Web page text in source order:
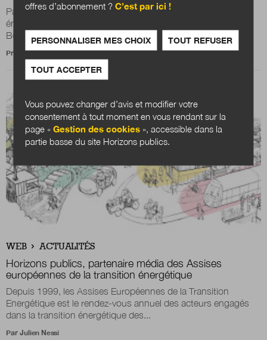
Parallèlement aux Assises européennes de la transition
énergétique, dont Horizons publics est partenaire média,
Bordeaux Métropole co-organise la 10e...
Propos recueillis par Julien Nessi
WEB ACTUALITÉS
Horizons publics, partenaire média des Assises
européennes de la transition énergétique
Depuis 1999, les Assises Européennes de la Transition
Energétique est le rendez-vous annuel des acteurs engagés
dans la transition énergétique des...
Par Julien Nessi
offres d’abonnement ?C’est par ici !
PERSONNALISER MES CHOIX TOUT REFUSER
TOUT ACCEPTER
Vous pouvez changer d’avis et modifier votre
consentement à tout moment en vous rendant sur la
page «Gestion des cookies », accessible dans la
partie basse du site Horizons publics.